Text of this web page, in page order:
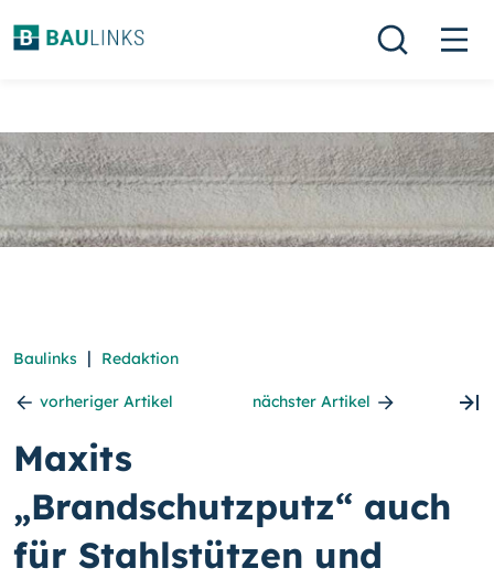
Baulinks | Redaktion
vorheriger Artikel nächster Artikel
Maxits
„Brandschutzputz“ auch
für Stahlstützen und